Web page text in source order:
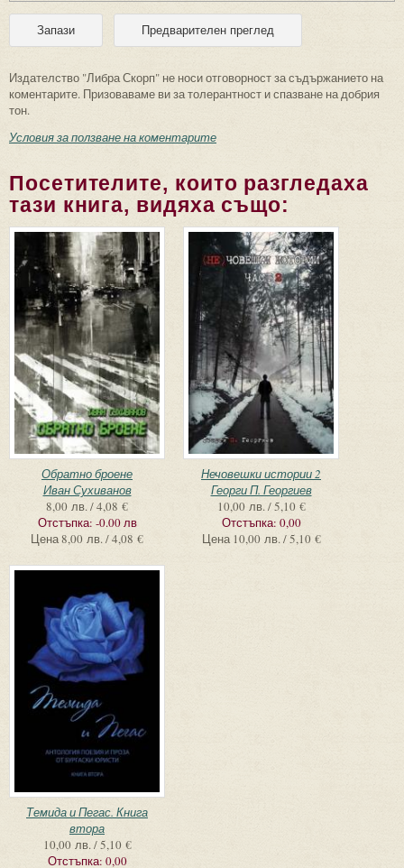
Издателство "Либра Скорп" не носи отговорност за съдържанието на
коментарите. Призоваваме ви за толерантност и спазване на добрия
тон.
Условия за ползване на коментарите
Посетителите, които разгледаха
тази книга, видяха също:
Обратно броене
Иван Сухиванов
8,00 лв. / 4,08 €
Отстъпка: -0.00 лв
Цена8,00 лв. / 4,08 €
Нечовешки истории 2
Георги П. Георгиев
10,00 лв. / 5,10 €
Отстъпка: 0,00
Цена 10,00 лв. / 5,10 €
Темида и Пегас. Книга
втора
10,00 лв. / 5,10 €
Отстъпка: 0,00